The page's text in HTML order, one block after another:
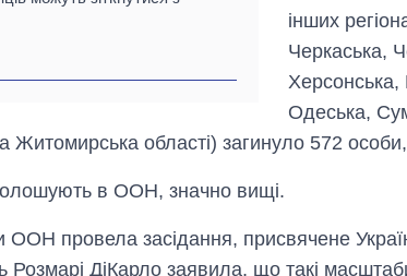
інших
Черкаська,
Херсонська,
Одеська,
Житомирська області) загинуло 572
в ООН, значно вищі.
ООН провела засідання, присвячене
Розмарі ДіКарло заявила, що такі